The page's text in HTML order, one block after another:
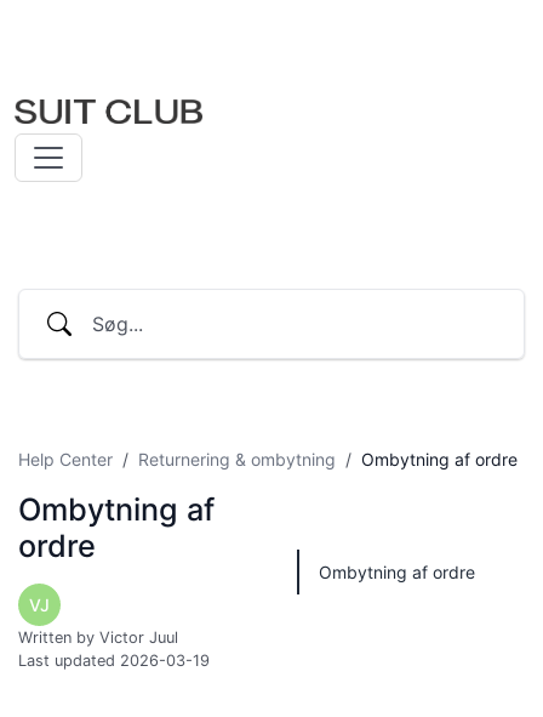
Help Center Returnering & ombytning Ombytning af ordre
Ombytning af
ordre
VJ
Written by Victor Juul
Last updated 2026-03-19
Ombytning af ordre